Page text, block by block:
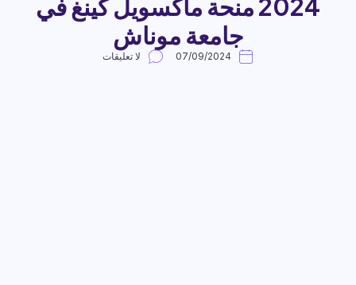
2024 منحة ماكسويل كينغ في
جامعة موناش
07/09/2024 لا تعليقات